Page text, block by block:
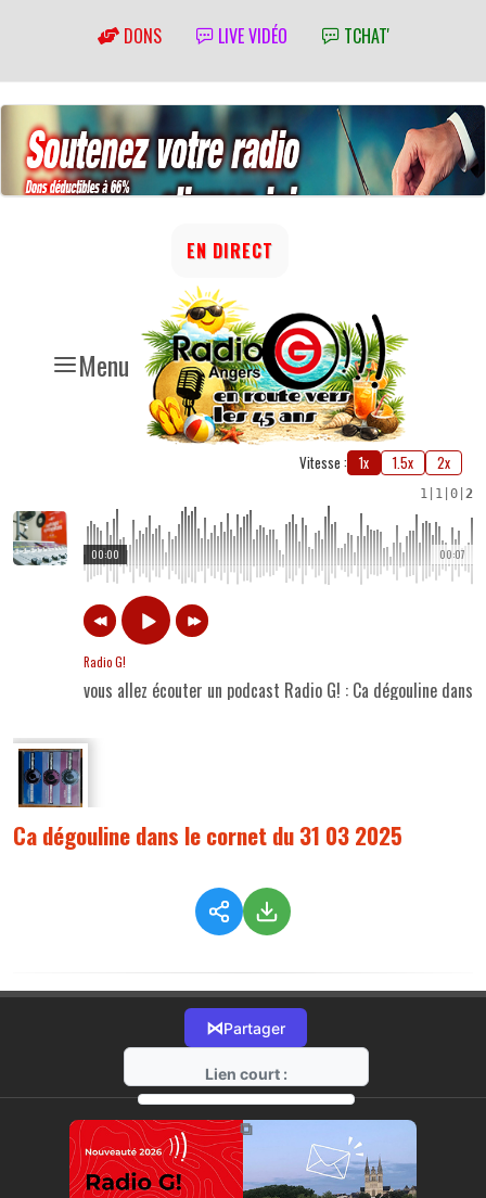
DONS LIVE VIDÉO TCHAT'
Menu
EN DIRECT
Vitesse : 1x 1.5x 2x
1 1 0 2
00:07
00:00
Radio G!
vous allez écouter un podcast Radio G! : Ca dégouline
Ca dégouline dans le cornet du 31 03 2025
⋈Partager
Lien court :
https://radio-g.fr?17156
⧉